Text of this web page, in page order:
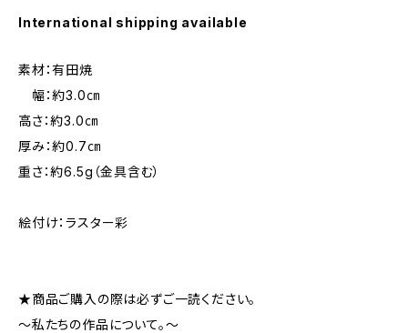
International shipping available
素材：有田焼
幅：約3.0㎝
高さ：約3.0㎝
厚み：約0.7㎝
重さ：約6.5g（金具含む）
絵付け：ラスター彩
★商品ご購入の際は必ずご一読ください。
～私たちの作品について。～